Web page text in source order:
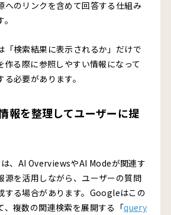
へのリンクを含めて回答する仕組み
「検索結果に表示されるか」だけで
作る際に参照しやすい情報になって
必要があります。
報を整理してユーザーに提
、AI OverviewsやAI Modeが関連す
源を活用しながら、ユーザーの質問
する場合があります。Googleはこの
、複数の関連検索を展開する「query